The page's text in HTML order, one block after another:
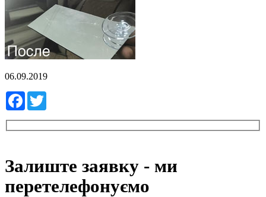
06.09.2019
Facebook
Залиште заявку - ми
перетелефонуємо